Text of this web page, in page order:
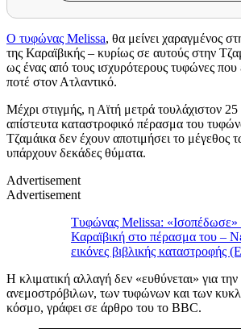
Ο τυφώνας Melissa, θα μείνει χαραγμένος
της Καραϊβικής – κυρίως σε αυτούς στην
ως ένας από τους ισχυρότερους τυφώνες που
ποτέ στον Ατλαντικό.
Μέχρι στιγμής, η Αϊτή μετρά τουλάχιστον
απίστευτα καταστροφικό πέρασμα του
Τζαμάικα δεν έχουν αποτιμήσει το μέγεθος
υπάρχουν δεκάδες θύματα.
Advertisement
Advertisement
Τυφώνας Melissa: «Ισοπέδωσε»
Καραϊβική στο πέρασμα του –
εικόνες βιβλικής καταστροφής
Η κλιματική αλλαγή δεν «ευθύνεται» για
ανεμοστρόβιλων, των τυφώνων και των
κόσμο, γράφει σε άρθρο του το BBC.